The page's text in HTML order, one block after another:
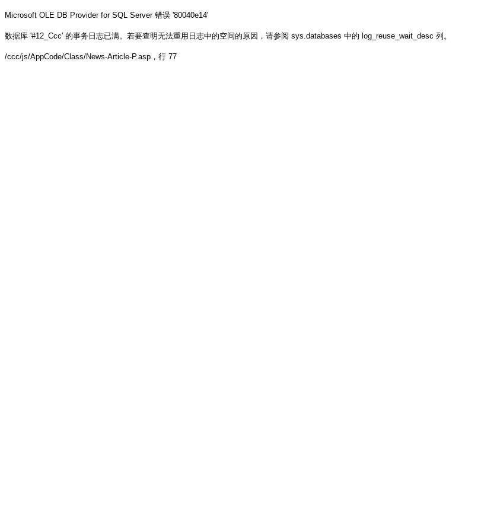
Microsoft OLE DB Provider for SQL Server 错误 '80040e14'
数据库 '#12_Ccc' 的事务日志已满。若要查明无法重用日志中的空间的原因，请参阅 sys.databases 中的 log_reuse_wait_desc 列。
/ccc/js/AppCode/Class/News-Article-P.asp ，行 77